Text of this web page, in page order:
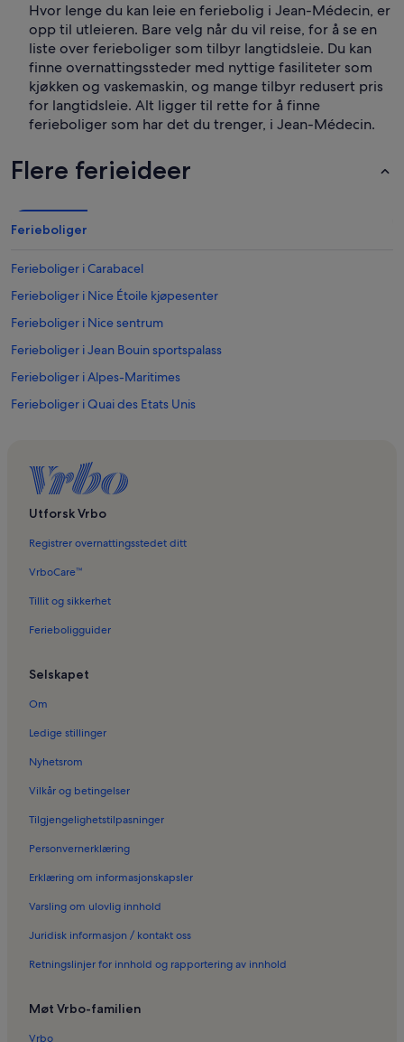
Hvor lenge du kan leie en feriebolig i Jean-Médecin, er
opp til utleieren. Bare velg når du vil reise, for å se en
liste over ferieboliger som tilbyr langtidsleie. Du kan
finne overnattingssteder med nyttige fasiliteter som
kjøkken og vaskemaskin, og mange tilbyr redusert pris
for langtidsleie. Alt ligger til rette for å finne
ferieboliger som har det du trenger, i Jean-Médecin.
Flere ferieideer
Ferieboliger
Ferieboliger i Carabacel
Ferieboliger i Nice Étoile kjøpesenter
Ferieboliger i Nice sentrum
Ferieboliger i Jean Bouin sportspalass
Ferieboliger i Alpes-Maritimes
Ferieboliger i Quai des Etats Unis
Ferieboliger i Place Masséna
Ferieboliger i Ruhl-stranden
Ferieboliger i Gambetta
Ferieboliger i Le Carré d'Or
Ferieboliger i Vernier
Ferieboliger i Hotell Negresco
Ferieboliger i Antibes
Ferieboliger i Florida strand
Ferieboliger i Saint-Sylvestre
Ferieboliger i Gamlebyen i Nice
Ferieboliger i Nice
Ferieboliger i Plage Beau Rivage
Ferieboliger i Colline du Château
Ferieboliger i Villefranche-sur-Mer
Utforsk Vrbo
Registrer overnattingsstedet ditt
VrboCare™
Tillit og sikkerhet
Ferieboligguider
Selskapet
Om
Ledige stillinger
Nyhetsrom
Vilkår og betingelser
Tilgjengelighetstilpasninger
Personvernerklæring
Erklæring om informasjonskapsler
Varsling om ulovlig innhold
Juridisk informasjon / kontakt oss
Retningslinjer for innhold og rapportering av innhold
Møt Vrbo-familien
Vrbo